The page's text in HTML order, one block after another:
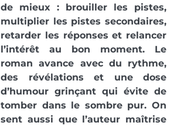
de mieux : brouiller les pistes,
multiplier les pistes secondaires,
retarder les réponses et relancer
l’intérêt au bon moment. Le
roman avance avec du rythme,
des révélations et une dose
d’humour grinçant qui évite de
tomber dans le sombre pur. On
sent aussi que l’auteur maîtrise